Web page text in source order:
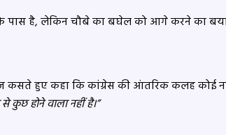
है, लेकिन चौबे का बघेल को आगे करने का
हुए कहा कि कांग्रेस की आंतरिक कलह कोई नई
कुछ होने वाला नहीं है।”